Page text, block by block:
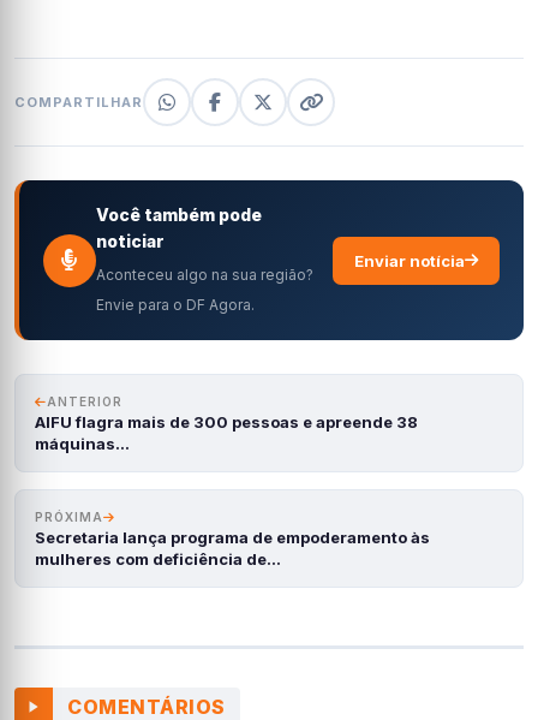
COMPARTILHAR
Você também pode
noticiar
Aconteceu algo na sua região?
Envie para o DF Agora.
Enviar notícia
ANTERIOR
AIFU flagra mais de 300 pessoas e apreende 38
máquinas…
PRÓXIMA
Secretaria lança programa de empoderamento às
mulheres com deficiência de…
COMENTÁRIOS